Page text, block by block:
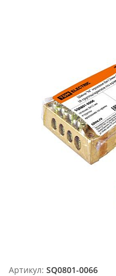
Артикул: SQ0801-0066